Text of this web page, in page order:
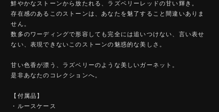
鮮やかなストーンから放たれる、ラズベリーレッドの甘い輝き。
存在感のあるこのストーンは、あなたを魅了すること間違いありま
せん。
数多のワーディングで形容しても完全には追いつけない、言い表せ
ない、表現できないこのストーンの魅惑的な美しさ。
甘い色香が漂う、ラズベリーのような美しいガーネット。
是非あなたのコレクションへ。
【付属品】
・ルースケース